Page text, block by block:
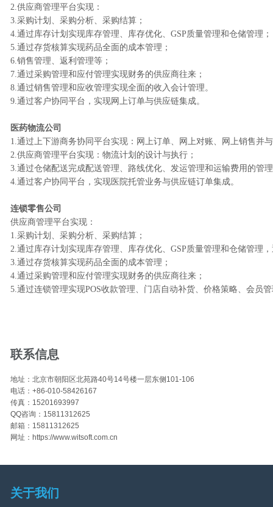
2.供应商管理平台实现：
3.采购计划、采购分析、采购结算；
4.通过库存计划实现库存管理、库存优化、GSP质量管理和仓储管理；
5.通过存货核算实现药品全面的成本管理；
6.销售管理、返利管理等；
7.通过采购管理和应付管理实现财务的供应商往来；
8.通过销售管理和应收管理实现全面的收入会计管理。
9.通过客户协同平台，实现网上订单与供应链集成。
医药物流公司
1.通过上下游商务协同平台实现：网上订单、网上对账、网上销售并
2.供应商管理平台实现：物流计划的设计与执行；
3.通过仓储配送完成配送管理、路线优化、发运管理和运输费用的管
4.通过客户协同平台，实现医院托管业务与供应链订单集成。
连锁零售公司
供应商管理平台实现：
1.采购计划、采购分析、采购结算；
2.通过库存计划实现库存管理、库存优化、GSP质量管理和仓储管理
3.通过存货核算实现药品全面的成本管理；
4.通过采购管理和应付管理实现财务的供应商往来；
5.通过连锁管理实现POS收款管理、门店自动补货、价格策略、会员
联系信息
地址：北京市朝阳区北苑路40号14号楼一层东侧101-106
电话：+86-010-58426167
传真：15201693997
QQ咨询：15811312625
邮箱：15811312625
网址：https://www.witsoft.com.cn
关于我们